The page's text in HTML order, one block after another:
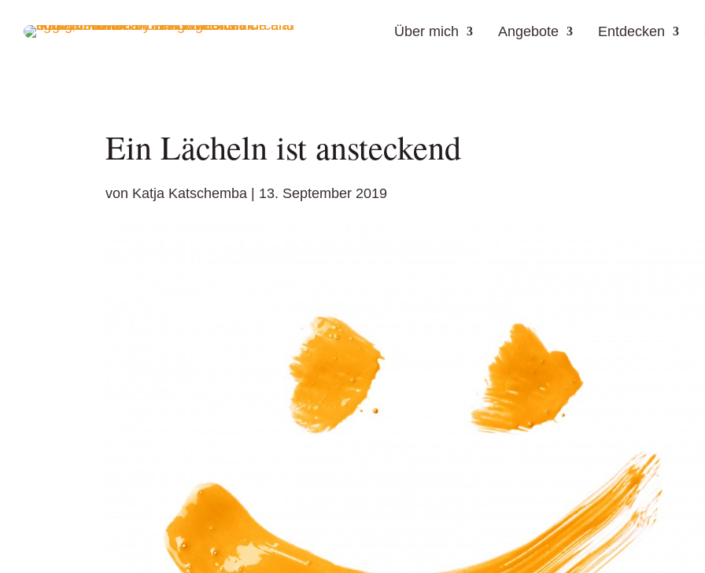
Über mich Angebote Entdecken
Ein Lächeln ist ansteckend
von Katja Katschemba | 13. September 2019